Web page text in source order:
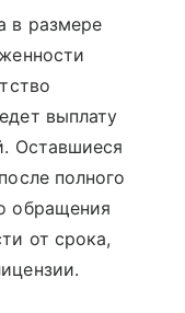
в размере
выплату
Оставшиеся
полного
обращения
от срока,